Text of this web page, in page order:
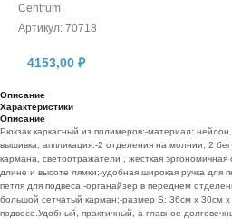
Centrum
Артикул: 70718
4153,00 ₽
Описание
Характеристики
Описание
Рюкзак каркасный из полимеров:-материал: нейлон,
вышивка, аппликация.-2 отделения на молнии, 2
кармана, светоотражатели , жесткая
длине и высоте лямки;-удобная широкая ручка для
петля для подвеса;-органайзер в переднем
большой сетчатый карман;-размер S: 36см х 30см
подвесе.Удобный, практичный, а главное